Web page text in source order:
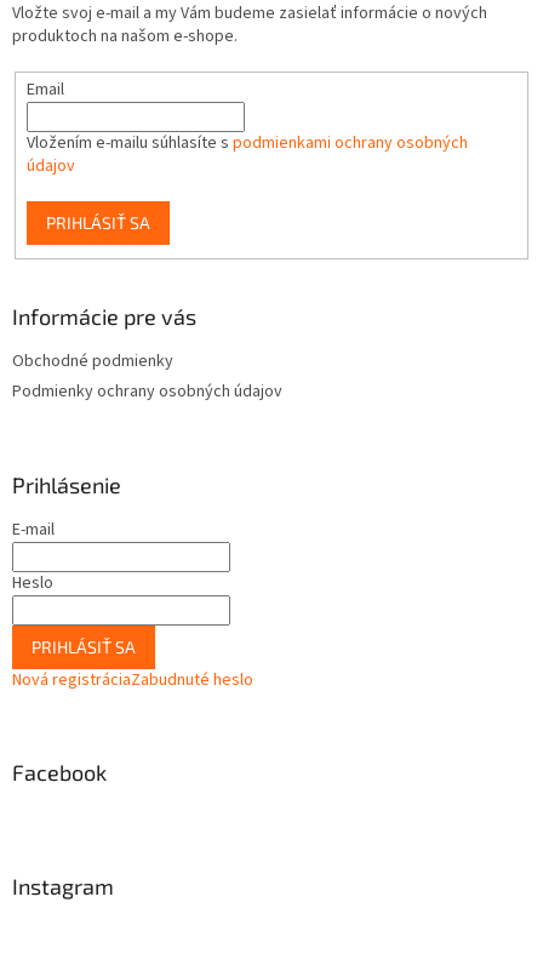
Vložte svoj e-mail a my Vám budeme zasielať informácie o nových
produktoch na našom e-shope.
Email
Vložením e-mailu súhlasíte s podmienkami ochrany osobných
údajov
PRIHLÁSIŤ SA
Informácie pre vás
Obchodné podmienky
Podmienky ochrany osobných údajov
Prihlásenie
E-mail
Heslo
PRIHLÁSIŤ SA
Nová registráciaZabudnuté heslo
Facebook
Instagram